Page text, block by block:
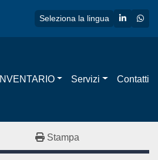
Seleziona la lingua linkedin
INVENTARIO Servizi Contatti
Stampa